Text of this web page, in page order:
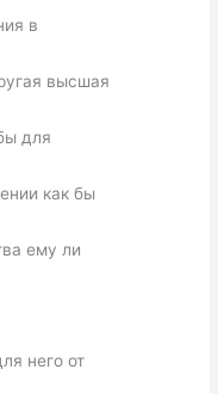
в
высшая
для
как бы
ему ли
него от